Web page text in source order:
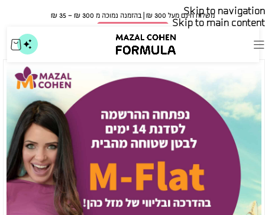
Skip to navigation
Skip to main content
משלוח חינם מעל 300 ₪ | בהזמנה נמוכה מ 300 ₪ – 35 ₪​